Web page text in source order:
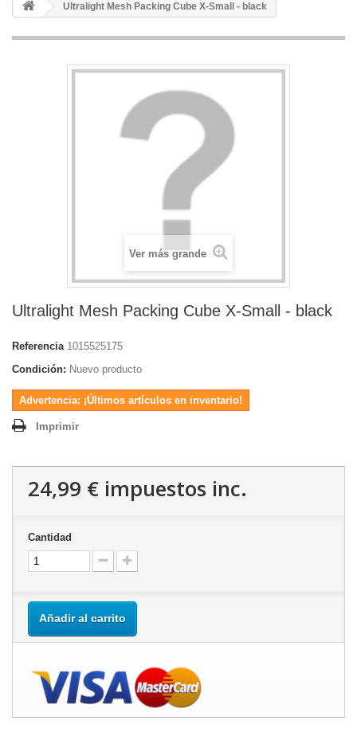
Ultralight Mesh Packing Cube X-Small - black
Ver más grande
Ultralight Mesh Packing Cube X-Small - black
Referencia 1015525175
Condición: Nuevo producto
Advertencia: ¡Últimos artículos en inventario!
Imprimir
24,99 € impuestos inc.
Cantidad
Añadir al carrito